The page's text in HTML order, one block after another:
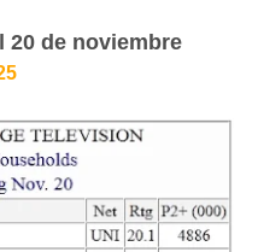
20 de noviembre